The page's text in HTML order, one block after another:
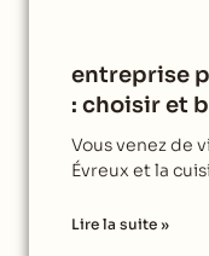
entreprise
: choisir et
Vous venez de
Évreux et la
Lire la suite »